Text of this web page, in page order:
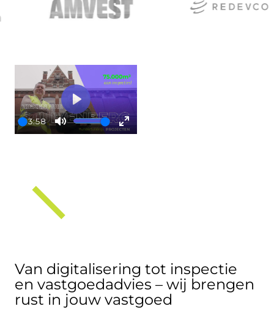
Van digitalisering tot inspectie
en vastgoedadvies – wij brengen
rust in jouw vastgoed
Play
03:58
Mute
Enter
Play